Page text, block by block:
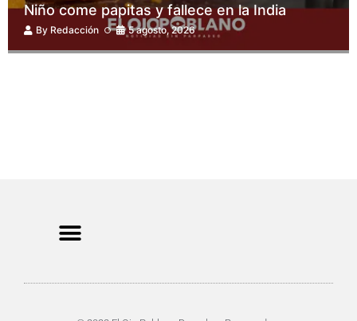
Niño come papitas y fallece en la India
By Redacción 5 agosto, 2026